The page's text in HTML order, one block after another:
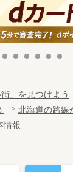
街」を見つけよう
北海道の路線
情報